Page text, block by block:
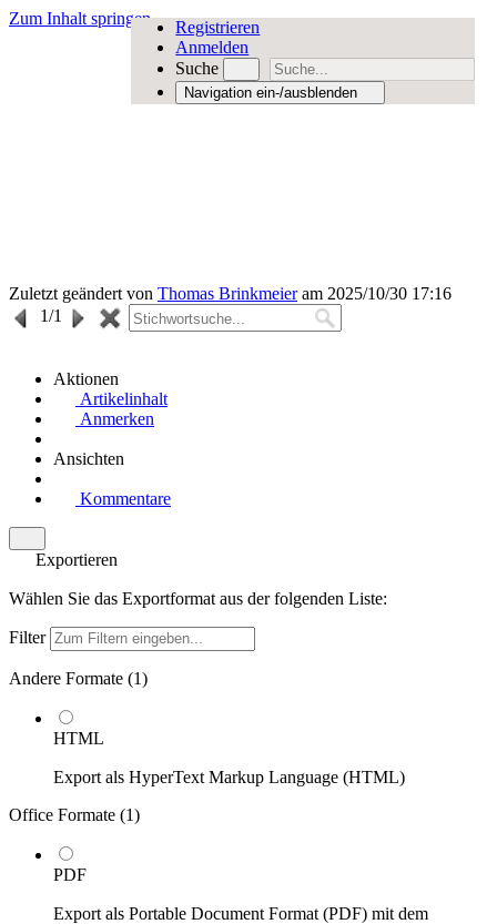
Zum Inhalt springen
Registrieren
Anmelden
Suche
Navigation ein-/ausblenden
Zuletzt geändert von Thomas Brinkmeieram 2025/10/30 17:16
1/1
Aktionen
Artikelinhalt
Anmerken
Ansichten
Kommentare
Exportieren
Wählen Sie das Exportformat aus der folgenden Liste:
Filter
Andere Formate (1)
HTML
Export als HyperText Markup Language (HTML)
Office Formate (1)
PDF
Export als Portable Document Format (PDF) mit dem